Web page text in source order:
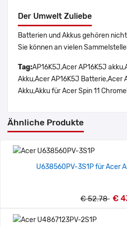
Der Umwelt Zuliebe
Batterien und Akkus gehören
Sie können an vielen
Tag:AP16K5J,Acer AP16K5J
Akku,Acer AP16K5J Batterie,Acer
Akku,Akku für Acer Spin 11
Ähnliche Produkte
U638560PV-3S1P für Acer
€ 52.78 €